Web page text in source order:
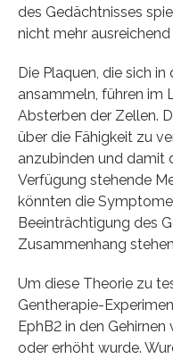
des Gedächtnisses
nicht mehr
Die Plaquen, die sich
ansammeln, führen im
Absterben der Zellen.
über die Fähigkeit zu
anzubinden und damit
Verfügung stehende
könnten die
Beeinträchtigung des
Zusammenhang
Um diese Theorie zu
Gentherapie-
EphB2 in den
oder erhöht wurde.